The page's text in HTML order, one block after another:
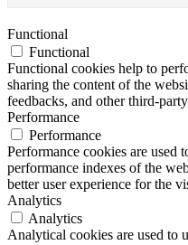
Functional
Functional
Functional cookies help to
sharing the content of the
feedbacks, and other third-
Performance
Performance
Performance cookies are used
performance indexes of the
better user experience for the
Analytics
Analytics
Analytical cookies are used to